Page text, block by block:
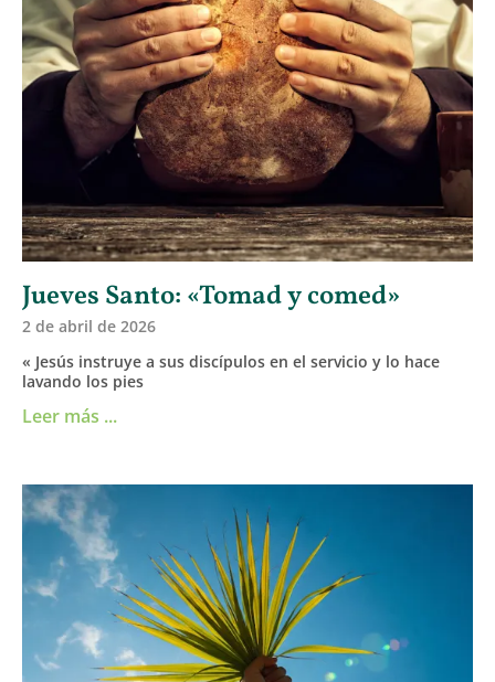
Jueves Santo: «Tomad y comed»
2 de abril de 2026
« Jesús instruye a sus discípulos en el servicio y lo hace
lavando los pies
Leer más ...